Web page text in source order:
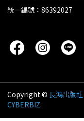
統一編號：86392027
Copyright © 長鴻出版社
CYBERBIZ.